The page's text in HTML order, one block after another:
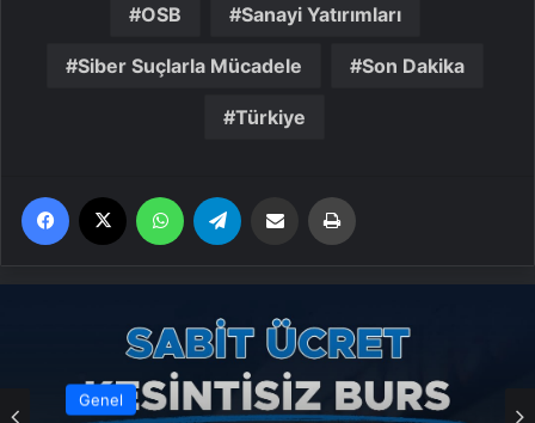
OSB Sanayi Yatırımları
Siber Suçlarla Mücadele Son Dakika
Türkiye
Facebook WhatsApp Email'den paylaş
Genel